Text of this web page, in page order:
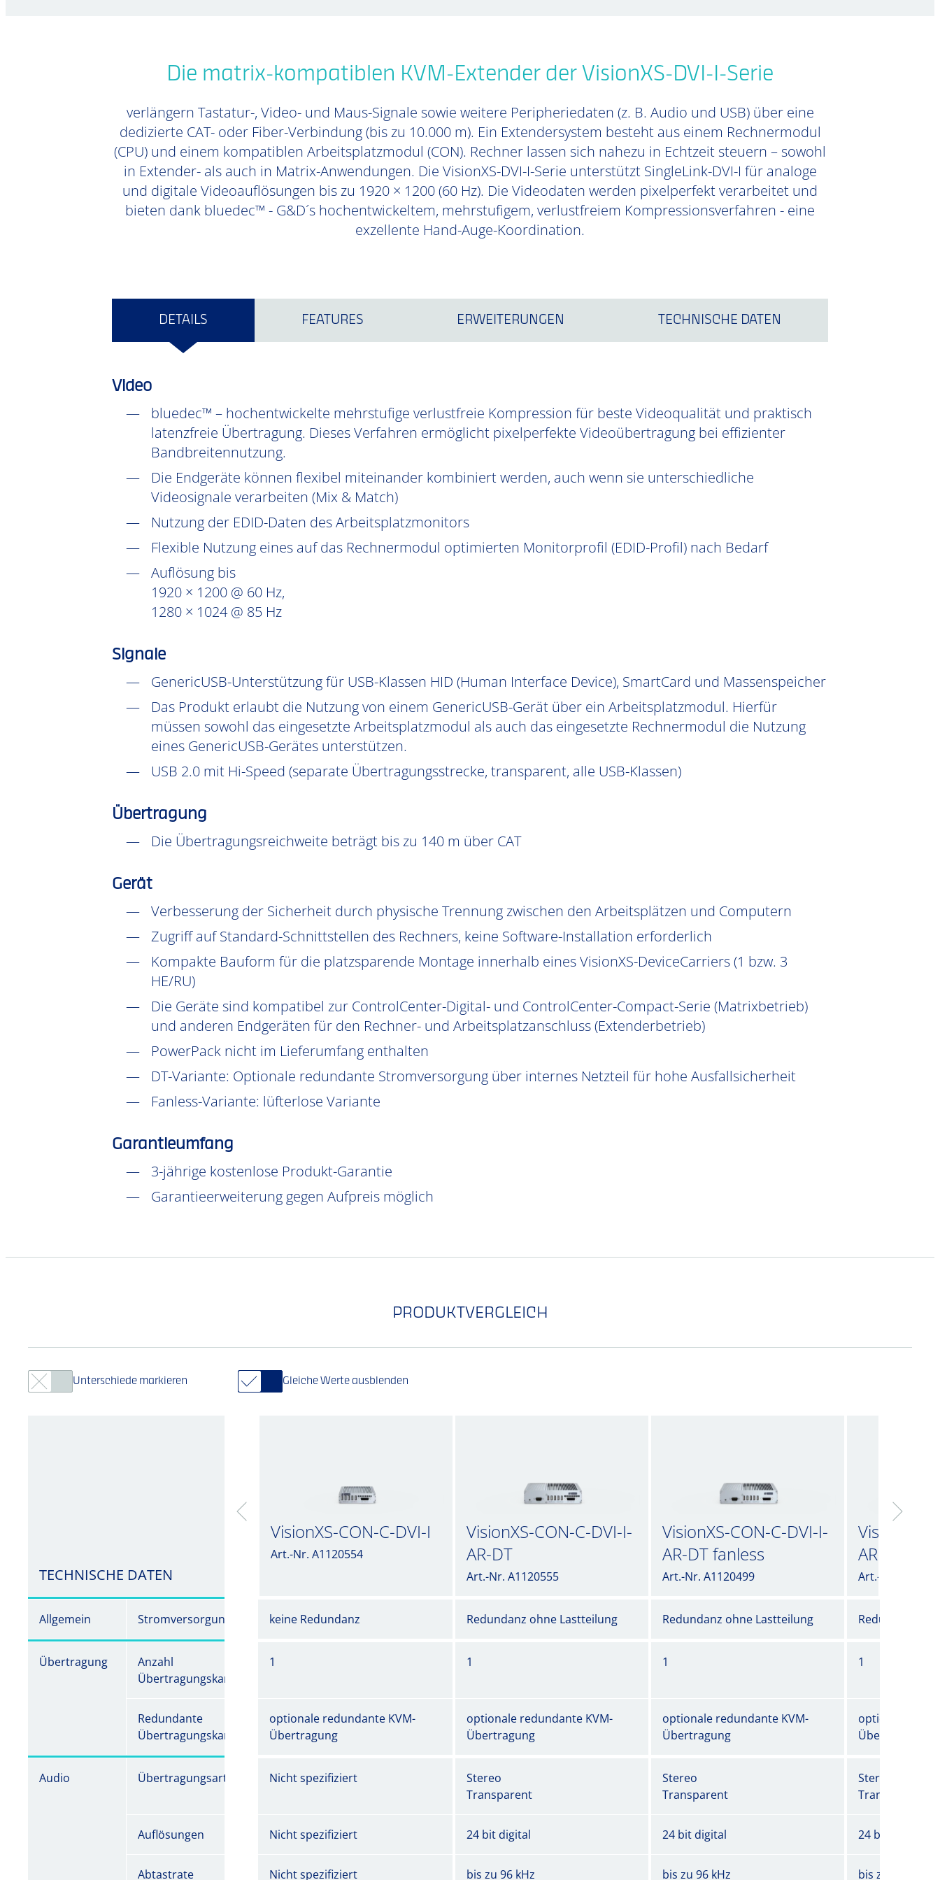
Die matrix-kompatiblen KVM-Extender der VisionXS-DVI-I-Serie
verlängern Tastatur-, Video- und Maus-Signale sowie weitere Peripheriedaten (z. B. Audio und USB) über eine
dedizierte CAT- oder Fiber-Verbindung (bis zu 10.000 m). Ein Extendersystem besteht aus einem Rechnermodul
(CPU) und einem kompatiblen Arbeitsplatzmodul (CON). Rechner lassen sich nahezu in Echtzeit steuern – sowohl
in Extender- als auch in Matrix-Anwendungen. Die VisionXS-DVI-I-Serie unterstützt SingleLink-DVI-I für analoge
und digitale Videoauflösungen bis zu 1920 × 1200 (60 Hz). Die Videodaten werden pixelperfekt verarbeitet und
bieten dank bluedec™ - G&D´s hochentwickeltem, mehrstufigem, verlustfreiem Kompressionsverfahren - eine
exzellente Hand-Auge-Koordination.
DETAILS FEATURES ERWEITERUNGEN TECHNISCHE DATEN
Video
bluedec™ – hochentwickelte mehrstufige verlustfreie Kompression für beste Videoqualität und praktisch
latenzfreie Übertragung. Dieses Verfahren ermöglicht pixelperfekte Videoübertragung bei effizienter
Bandbreitennutzung.
Die Endgeräte können flexibel miteinander kombiniert werden, auch wenn sie unterschiedliche
Videosignale verarbeiten (Mix & Match)
Nutzung der EDID-Daten des Arbeitsplatzmonitors
Flexible Nutzung eines auf das Rechnermodul optimierten Monitorprofil (EDID-Profil) nach Bedarf
Auflösung bis
1920 × 1200 @ 60 Hz,
1280 × 1024 @ 85 Hz
Signale
GenericUSB-Unterstützung für USB-Klassen HID (Human Interface Device), SmartCard und Massenspeicher
Das Produkt erlaubt die Nutzung von einem GenericUSB-Gerät über ein Arbeitsplatzmodul. Hierfür
müssen sowohl das eingesetzte Arbeitsplatzmodul als auch das eingesetzte Rechnermodul die Nutzung
eines GenericUSB-Gerätes unterstützen.
USB 2.0 mit Hi-Speed (separate Übertragungsstrecke, transparent, alle USB-Klassen)
Übertragung
Die Übertragungsreichweite beträgt bis zu 140 m über CAT
Gerät
Verbesserung der Sicherheit durch physische Trennung zwischen den Arbeitsplätzen und Computern
Zugriff auf Standard-Schnittstellen des Rechners, keine Software-Installation erforderlich
Kompakte Bauform für die platzsparende Montage innerhalb eines VisionXS-DeviceCarriers (1 bzw. 3
HE/RU)
Die Geräte sind kompatibel zur ControlCenter-Digital- und ControlCenter-Compact-Serie (Matrixbetrieb)
und anderen Endgeräten für den Rechner- und Arbeitsplatzanschluss (Extenderbetrieb)
PowerPack nicht im Lieferumfang enthalten
DT-Variante: Optionale redundante Stromversorgung über internes Netzteil für hohe Ausfallsicherheit
Fanless-Variante: lüfterlose Variante
Garantieumfang
3-jährige kostenlose Produkt-Garantie
Garantieerweiterung gegen Aufpreis möglich
PRODUKTVERGLEICH
Unterschiede markieren Gleiche Werte ausblenden
TECHNISCHE DATEN
VisionXS-CON-C-DVI-I
Art.-Nr. A1120554
VisionXS-CON-C-DVI-I-
AR-DT
Art.-Nr. A1120555
VisionXS-CON-C-DVI-I-
AR-DT fanless
Art.-Nr. A1120499
VisionXS-
AR-U-DT
Art.-Nr.
Allgemein Stromversorgung keine Redundanz Redundanz ohne Lastteilung Redundanz ohne Lastteilung Redundanz
Übertragung
Anzahl
Übertragungskanäle
1 1 1 1
Redundante
Übertragungskanäle
optionale redundante KVM-
Übertragung
optionale redundante KVM-
Übertragung
optionale redundante KVM-
Übertragung
optionale
Übertragung
Audio Übertragungsart Nicht spezifiziert
Stereo
Transparent
Stereo
Transparent
Stereo
Transparent
Auflösungen Nicht spezifiziert 24 bit digital 24 bit digital 24 bit digital
Abtastrate Nicht spezifiziert bis zu 96 kHz bis zu 96 kHz bis zu 96 kHz